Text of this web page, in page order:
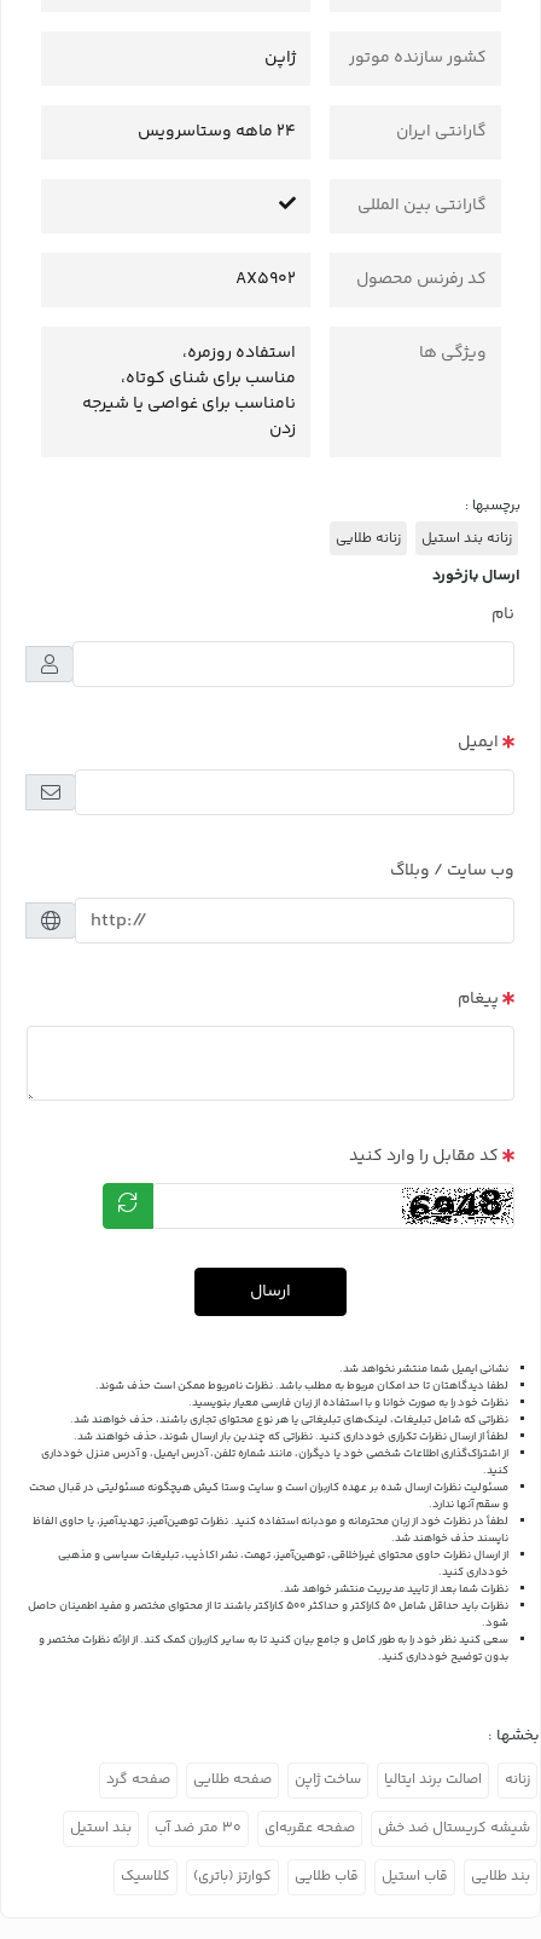
کشور سازنده موتور ژاپن
گارانتی ایران 24 ماهه وستاسرویس
گارانتی بین المللی
کد رفرنس محصول AX5902
ویژگی ها
استفاده روزمره،
مناسب برای شنای کوتاه،
نامناسب برای غواصی یا شیرجه
زدن
برچسبها :
زنانه بند استیل
زنانه طلایی
ارسال بازخورد
نام
ایمیل
وب سایت / وبلاگ
پیغام
کد مقابل را وارد کنید
ارسال
نشانی ایمیل شما منتشر نخواهد شد.
لطفا دیدگاهتان تا حد امکان مربوط به مطلب باشد. نظرات نامربوط ممکن است حذف شوند.
نظرات خود را به صورت خوانا و با استفاده از زبان فارسی معیار بنویسید.
نظراتی که شامل تبلیغات، لینک‌های تبلیغاتی یا هر نوع محتوای تجاری باشند، حذف خواهند شد.
لطفاً از ارسال نظرات تکراری خودداری کنید. نظراتی که چندین بار ارسال شوند، حذف خواهند شد.
از اشتراک‌گذاری اطلاعات شخصی خود یا دیگران، مانند شماره تلفن، آدرس ایمیل، و آدرس منزل خودداری
کنید.
مسئولیت نظرات ارسال شده بر عهده کاربران است و سایت وستا کیش هیچگونه مسئولیتی در قبال صحت
و سقم آنها ندارد.
لطفاً در نظرات خود از زبان محترمانه و مودبانه استفاده کنید. نظرات توهین‌آمیز، تهدیدآمیز، یا حاوی الفاظ
ناپسند حذف خواهند شد.
از ارسال نظرات حاوی محتوای غیراخلاقی، توهین‌آمیز، تهمت، نشر اکاذیب، تبلیغات سیاسی و مذهبی
خودداری کنید.
نظرات شما بعد از تایید مدیریت منتشر خواهد شد.
نظرات باید حداقل شامل 50 کاراکتر و حداکثر 500 کاراکتر باشند تا از محتوای مختصر و مفید اطمینان حاصل
شود.
سعی کنید نظر خود را به طور کامل و جامع بیان کنید تا به سایر کاربران کمک کند.از ارائه نظرات مختصر و
بدون توضیح خودداری کنید.
بخشها :
زنانه اصالت برند ایتالیا ساخت ژاپن صفحه طلایی صفحه گرد
شیشه کریستال ضد خش صفحه عقربه‌ای ۳۰ متر ضد آب بند استیل
بند طلایی قاب استیل قاب طلایی کوارتز (باتری) کلاسیک